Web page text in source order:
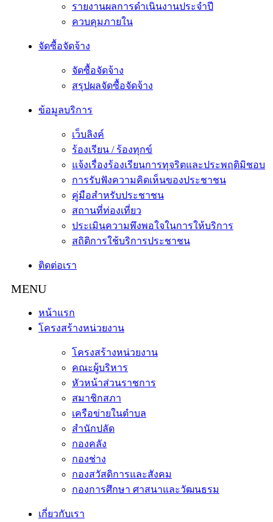
รายงานผลการดำเนินงานประจำปี
ควบคุมภายใน
จัดซื้อจัดจ้าง
จัดซื้อจัดจ้าง
สรุปผลจัดซื้อจัดจ้าง
ข้อมูลบริการ
เว็บลิงค์
ร้องเรียน / ร้องทุกข์
แจ้งเรื่องร้องเรียนการทุจริตและประพฤติมิชอบ
การรับฟังความคิดเห็นของประชาชน
คู่มือสำหรับประชาชน
สถานที่ท่องเที่ยว
ประเมินความพึงพอใจในการให้บริการ
สถิติการใช้บริการประชาชน
ติดต่อเรา
หน้าแรก
โครงสร้างหน่วยงาน
โครงสร้างหน่วยงาน
คณะผู้บริหาร
หัวหน้าส่วนราชการ
สมาชิกสภา
เครือข่ายในตำบล
สำนักปลัด
กองคลัง
กองช่าง
กองสวัสดิการและสังคม
กองการศึกษา ศาสนาและวัฒนธรม
เกี่ยวกับเรา